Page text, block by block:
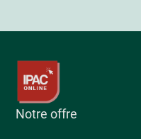
Notre offre